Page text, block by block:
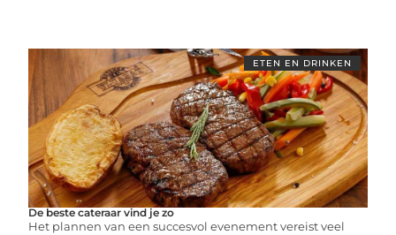
ETEN EN DRINKEN
De beste cateraar vind je zo
Het plannen van een succesvol evenement vereist veel